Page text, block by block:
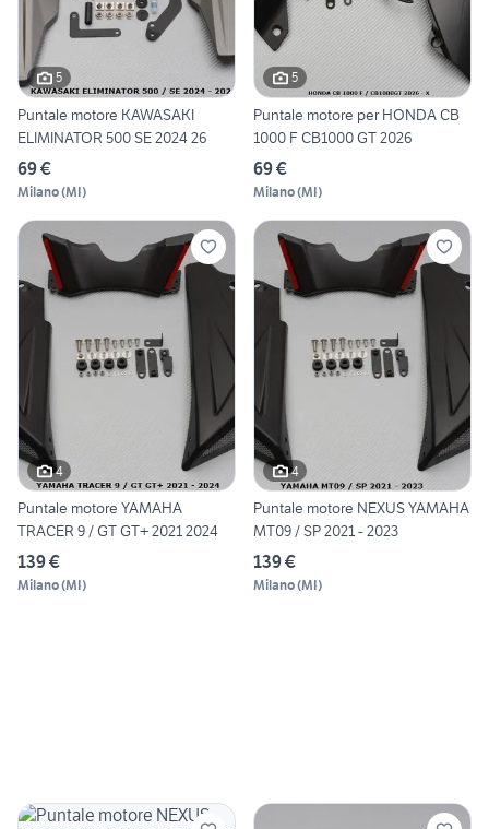
5
Puntale motore KAWASAKI
ELIMINATOR 500 SE 2024 26
69 €
Milano(MI)
5
Puntale motore per HONDA CB
1000 F CB1000 GT 2026
69 €
Milano(MI)
4
Puntale motore YAMAHA
TRACER 9 / GT GT+ 2021 2024
139 €
Milano(MI)
4
Puntale motore NEXUS YAMAHA
MT09 / SP 2021 - 2023
139 €
Milano(MI)